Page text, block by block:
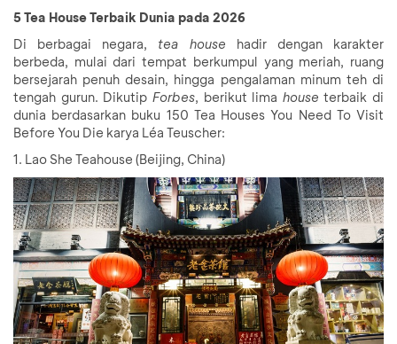
5 Tea House Terbaik Dunia pada 2026
Di berbagai negara, tea house hadir dengan karakter
berbeda, mulai dari tempat berkumpul yang meriah, ruang
bersejarah penuh desain, hingga pengalaman minum teh di
tengah gurun. Dikutip Forbes, berikut lima house terbaik di
dunia berdasarkan buku 150 Tea Houses You Need To Visit
Before You Die karya Léa Teuscher:
1. Lao She Teahouse (Beijing, China)